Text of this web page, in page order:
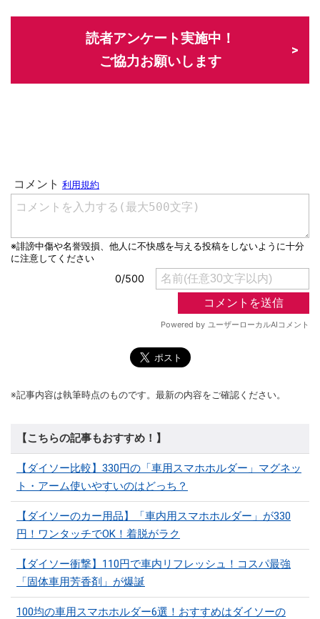
読者アンケート実施中！
ご協力お願いします
※記事内容は執筆時点のものです。最新の内容をご確認ください。
【こちらの記事もおすすめ！】
【ダイソー比較】330円の「車用スマホホルダー」マグネッ
ト・アーム使いやすいのはどっち？
【ダイソーのカー用品】「車内用スマホホルダー」が330
円！ワンタッチでOK！着脱がラク
【ダイソー衝撃】110円で車内リフレッシュ！コスパ最強
「固体車用芳香剤」が爆誕
100均の車用スマホホルダー6選！おすすめはダイソーの